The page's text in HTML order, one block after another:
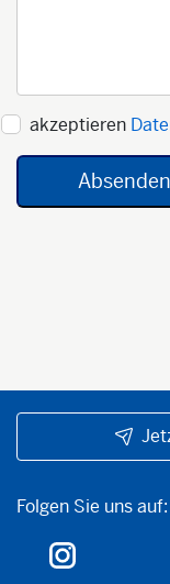
akzeptieren
Folgen Sie uns auf:
Folgen Sie uns auf: